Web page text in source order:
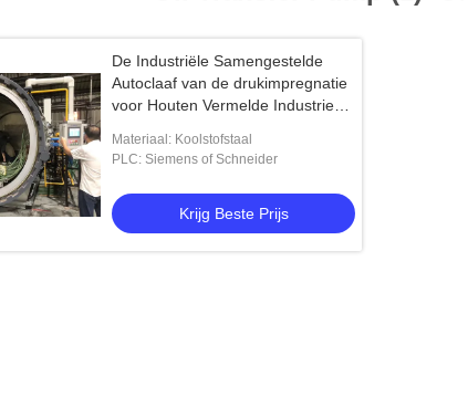
De Industriële Samengestelde
Autoclaaf van de drukimpregnatie
voor Houten Vermelde Industrie
Materiaal: Koolstofstaal
PLC: Siemens of Schneider
Krijg Beste Prijs